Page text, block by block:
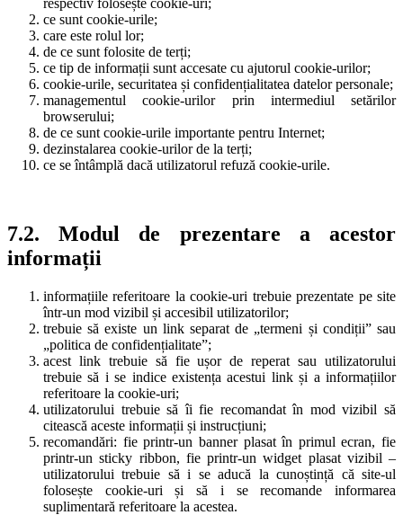
respectiv folosește cookie-uri;
ce sunt cookie-urile;
care este rolul lor;
de ce sunt folosite de terți;
ce tip de informații sunt accesate cu ajutorul cookie-urilor;
cookie-urile, securitatea și confidențialitatea datelor personale;
managementul cookie-urilor prin intermediul setărilor
browserului;
de ce sunt cookie-urile importante pentru Internet;
dezinstalarea cookie-urilor de la terți;
ce se întâmplă dacă utilizatorul refuză cookie-urile.
7.2. Modul de prezentare a acestor
informații
informațiile referitoare la cookie-uri trebuie prezentate pe site
într-un mod vizibil și accesibil utilizatorilor;
trebuie să existe un link separat de „termeni și condiții” sau
„politica de confidențialitate”;
acest link trebuie să fie ușor de reperat sau utilizatorului
trebuie să i se indice existența acestui link și a informațiilor
referitoare la cookie-uri;
utilizatorului trebuie să îi fie recomandat în mod vizibil să
citească aceste informații și instrucțiuni;
recomandări: fie printr-un banner plasat în primul ecran, fie
printr-un sticky ribbon, fie printr-un widget plasat vizibil –
utilizatorului trebuie să i se aducă la cunoștință că site-ul
folosește cookie-uri și să i se recomande informarea
suplimentară referitoare la acestea.